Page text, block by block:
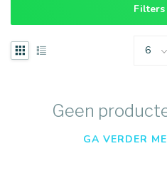
Filters
Geen
GA VERDER